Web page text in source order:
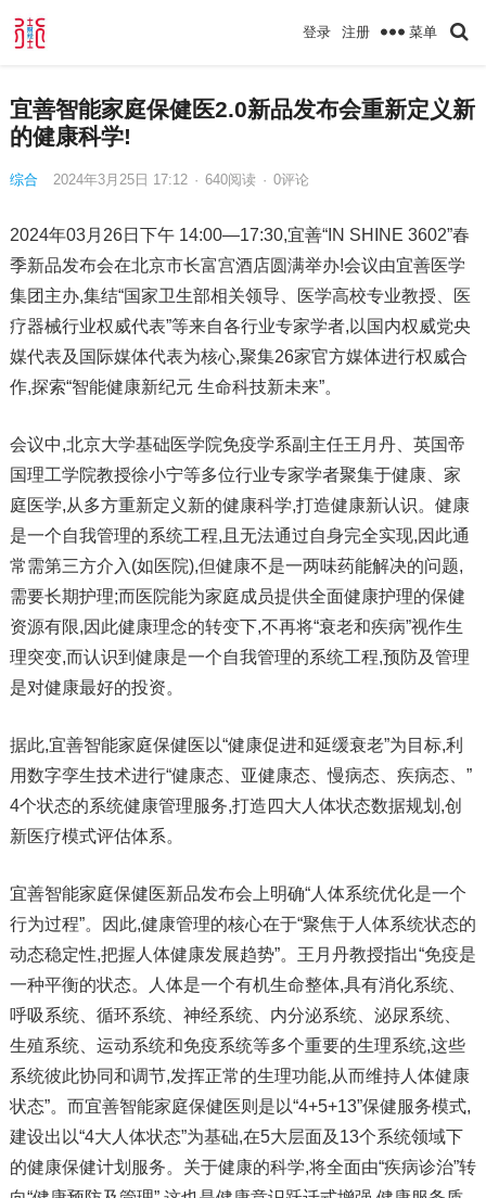
登录 注册 菜单
宜善智能家庭保健医2.0新品发布会重新定义新
的健康科学!
综合 2024年3月25日 17:12 · 640阅读 · 0评论
2024年03月26日下午 14:00—17:30,宜善“IN SHINE 3602”春
季新品发布会在北京市长富宫酒店圆满举办!会议由宜善医学
集团主办,集结“国家卫生部相关领导、医学高校专业教授、医
疗器械行业权威代表”等来自各行业专家学者,以国内权威党央
媒代表及国际媒体代表为核心,聚集26家官方媒体进行权威合
作,探索“智能健康新纪元 生命科技新未来”。
会议中,北京大学基础医学院免疫学系副主任王月丹、英国帝
国理工学院教授徐小宁等多位行业专家学者聚集于健康、家
庭医学,从多方重新定义新的健康科学,打造健康新认识。健康
是一个自我管理的系统工程,且无法通过自身完全实现,因此通
常需第三方介入(如医院),但健康不是一两味药能解决的问题,
需要长期护理;而医院能为家庭成员提供全面健康护理的保健
资源有限,因此健康理念的转变下,不再将“衰老和疾病”视作生
理突变,而认识到健康是一个自我管理的系统工程,预防及管理
是对健康最好的投资。
据此,宜善智能家庭保健医以“健康促进和延缓衰老”为目标,利
用数字孪生技术进行“健康态、亚健康态、慢病态、疾病态、”
4个状态的系统健康管理服务,打造四大人体状态数据规划,创
新医疗模式评估体系。
宜善智能家庭保健医新品发布会上明确“人体系统优化是一个
行为过程”。因此,健康管理的核心在于“聚焦于人体系统状态的
动态稳定性,把握人体健康发展趋势”。王月丹教授指出“免疫是
一种平衡的状态。人体是一个有机生命整体,具有消化系统、
呼吸系统、循环系统、神经系统、内分泌系统、泌尿系统、
生殖系统、运动系统和免疫系统等多个重要的生理系统,这些
系统彼此协同和调节,发挥正常的生理功能,从而维持人体健康
状态”。而宜善智能家庭保健医则是以“4+5+13”保健服务模式,
建设出以“4大人体状态”为基础,在5大层面及13个系统领域下
的健康保健计划服务。关于健康的科学,将全面由“疾病诊治”转